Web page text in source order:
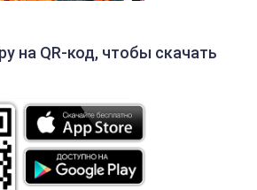
на QR-код, чтобы скачать